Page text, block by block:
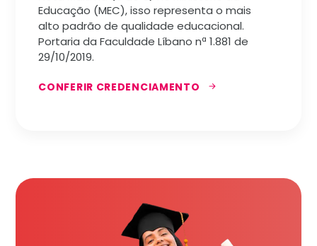
Educação (MEC), isso representa o mais
alto padrão de qualidade educacional.
Portaria da Faculdade Líbano nª 1.881 de
29/10/2019.
CONFERIR CREDENCIAMENTO